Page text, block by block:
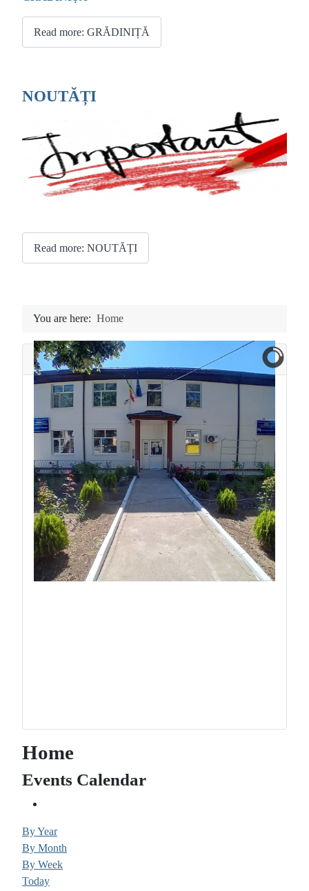
Read more: GRĂDINIȚĂ
NOUTĂȚI
Read more: NOUTĂȚI
You are here: Home
GALERIE
Home
Events Calendar
By Year
By Month
By Week
Today